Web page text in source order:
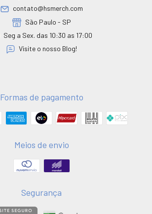
contato@hsmerch.com
São Paulo - SP
Seg a Sex. das 10:30 as 17:00
Visite o nosso Blog!
Formas de pagamento
Meios de envio
Segurança